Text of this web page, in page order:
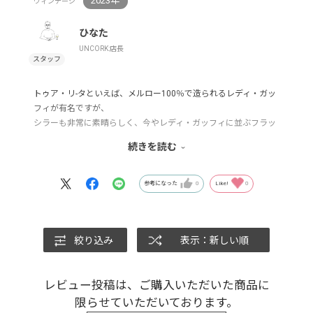
ひなた
UNCORK:店長
トゥア・リ-タといえば、メルロー100％で造られるレディ・ガッ
フィが有名ですが、
シラーも非常に素晴らしく、今やレディ・ガッフィに並ぶフラッ
陶器で熟成されたワイン。
口に含むと完熟したブドウの芳醇な香りとまろやかな甘みが広が
驚くべきはその広がり方。タンニンの引っ掛かりは全く感じられ
ず、滑らかに口のなかをすべるようにするすると広がっていきま
す。
2023年は暑い年でブドウがしっかり完熟できた素晴らしいヴィン
テージですが、
続きを読む
参考になった 0 Like! 0
絞り込み 表示：新しい順
レビュー投稿は、ご購入いただいた商品に
限らせていただいております。